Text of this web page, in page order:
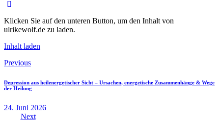
Klicken Sie auf den unteren Button, um den Inhalt von
ulrikewolf.de zu laden.
Inhalt laden
Previous
Depression aus heilenergetischer Sicht – Ursachen, energetische Zusammenhänge & Wege
der Heilung
24. Juni 2026
Next